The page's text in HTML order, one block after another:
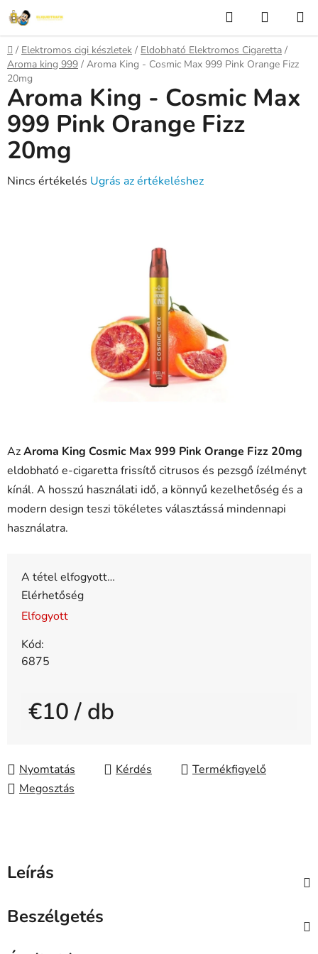
Ugrás
fő
tartalomhoz
KeresésKOSÁR
Kezdőlap
/ Elektromos cigi készletek / Eldobható Elektromos Cigaretta /
Aroma king 999 / Aroma King - Cosmic Max 999 Pink Orange Fizz
20mg
AzAroma King Cosmic Max 999 Pink Orange Fizz 20mg
eldobható e-cigaretta frissítő citrusos és pezsgő ízélményt
kínál. A hosszú használati idő, a könnyű kezelhetőség és a
modern design teszi tökéletes választássá mindennapi
használatra.
A tétel elfogyott…
Elérhetőség
Elfogyott
Kód:
6875
€10/ db
Nyomtatás
Kérdés
Megosztás
Aroma King - Cosmic Max
999 Pink Orange Fizz
20mg
A
Nincs értékelés Ugrás az értékeléshez
Leírás
Beszélgetés